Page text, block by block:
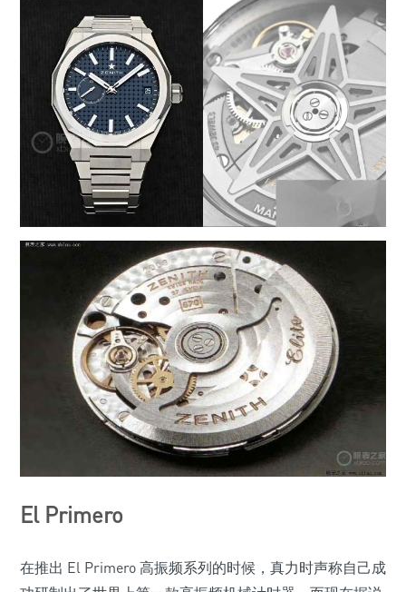
El Primero
在推出 El Primero 高振频系列的时候，真力时声称自己成